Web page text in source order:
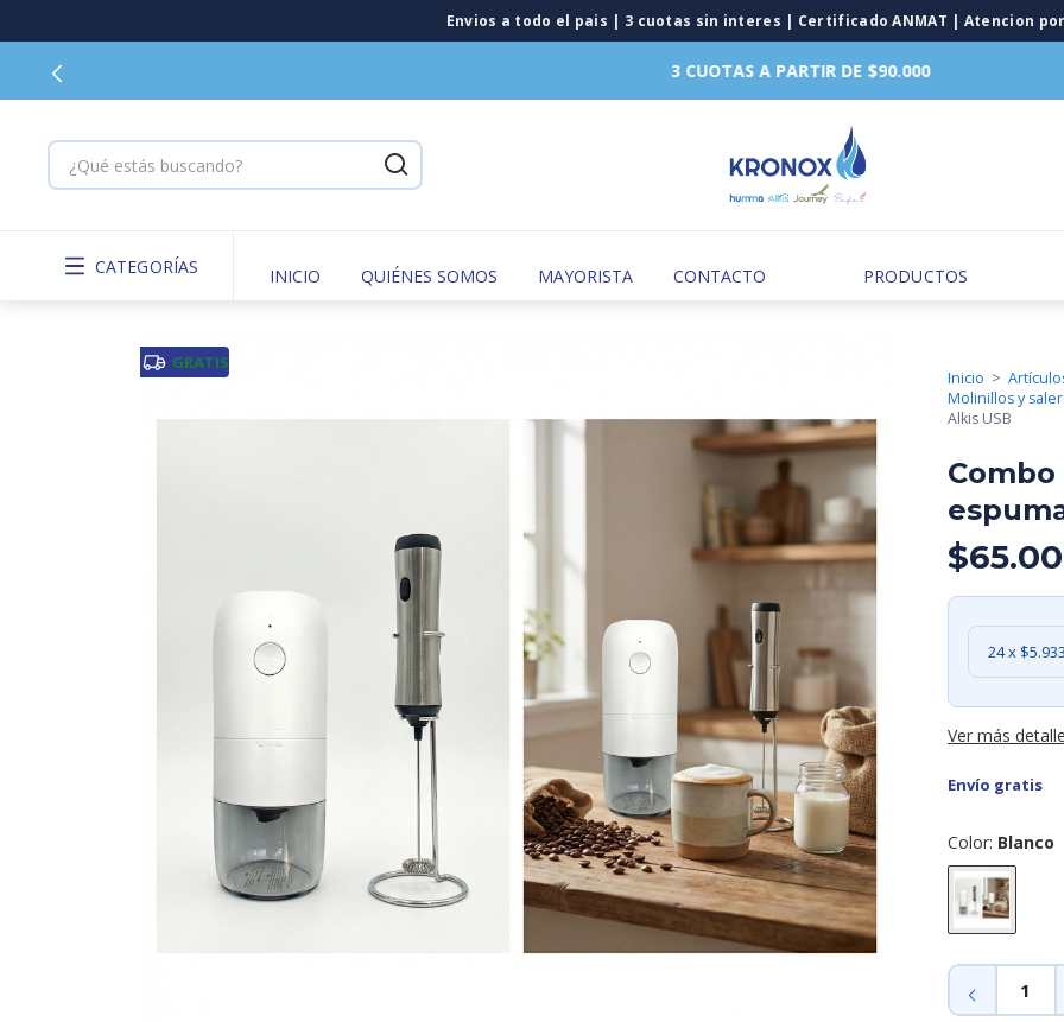
3 CUOTAS A PARTIR DE $90.000
CATEGORÍAS INICIO QUIÉNES SOMOS MAYORISTA CONTACTO PRODUCTOS
GRATIS
Inicio >
Molinillos y
Alkis USB
24x
Ver más
Envío gratis
Color: Blanco